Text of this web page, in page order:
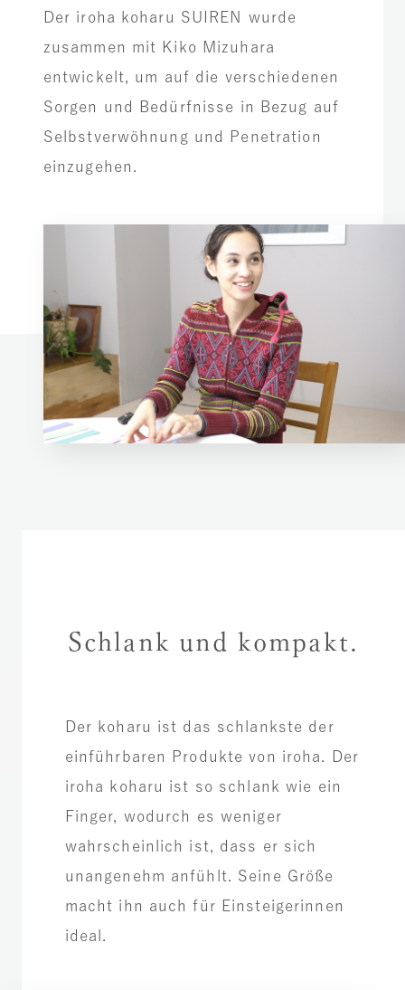
Der iroha koharu SUIREN wurde
zusammen mit Kiko Mizuhara
entwickelt, um auf die verschiedenen
Sorgen und Bedürfnisse in Bezug auf
Selbstverwöhnung und Penetration
einzugehen.
Schlank und kompakt.
Der koharu ist das schlankste der
einführbaren Produkte von iroha. Der
iroha koharu ist so schlank wie ein
Finger, wodurch es weniger
wahrscheinlich ist, dass er sich
unangenehm anfühlt. Seine Größe
macht ihn auch für Einsteigerinnen
ideal.